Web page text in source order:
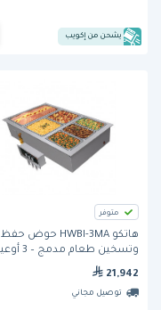
يشحن من إكويب
متوفر
هاتكو HWBI-3MA حوض حفظ
كاملة الحجم
21,942
توصيل مجاني